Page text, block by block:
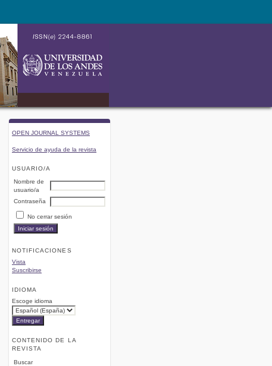
OPEN JOURNAL SYSTEMS
Servicio de ayuda de la revista
USUARIO/A
Nombre de
usuario/a
Contraseña
No cerrar sesión
NOTIFICACIONES
Vista
Suscribirse
IDIOMA
Escoge idioma
CONTENIDO DE LA
REVISTA
Buscar